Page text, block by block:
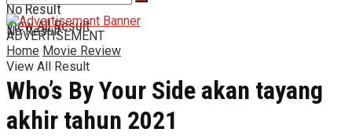
No Result
View All Result
No Result
View All Result
ADVERTISEMENT
Home Movie Review
Who’s By Your Side akan tayang
akhir tahun 2021